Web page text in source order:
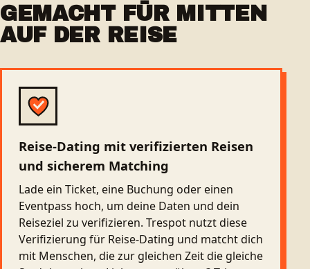
GEMACHT FÜR MITTEN
AUF DER REISE
Reise-Dating mit verifizierten Reisen
und sicherem Matching
Lade ein Ticket, eine Buchung oder einen
Eventpass hoch, um deine Daten und dein
Reiseziel zu verifizieren. Trespot nutzt diese
Verifizierung für Reise-Dating und matcht dich
mit Menschen, die zur gleichen Zeit die gleiche